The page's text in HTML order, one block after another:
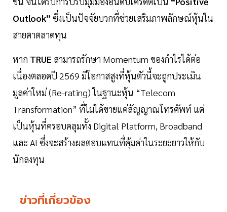
Outlook” ซึ่งเป็นปัจจัยบวกที่ช่วยเสริมภาพลักษณ์หุ้นใน
สายตาตลาดทุน
หาก TRUE สามารถรักษา Momentum ของกำไรได้ต่อ
เนื่องตลอดปี 2569 มีโอกาสสูงที่หุ้นตัวนี้จะถูกประเมิน
มูลค่าใหม่ (Re-rating) ในฐานะหุ้น “Telecom
Transformation” ที่ไม่ได้ขายแค่สัญญาณโทรศัพท์ แต่
เป็นหุ้นที่ครอบคลุมทั้ง Digital Platform, Broadband
และ AI ซึ่งจะสร้างผลตอบแทนที่คุ้มค่าในระยะยาวให้กับ
นักลงทุน
ข่าวที่เกี่ยวข้อง